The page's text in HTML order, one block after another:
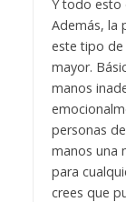
Y todo esto
Además, la
este tipo de
mayor.
manos
personas
manos una
para
crees que